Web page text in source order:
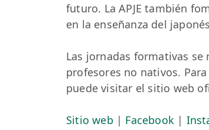
futuro. La APJE también
en la enseñanza del
Las jornadas formativas
profesores no nativos.
puede visitar el sitio web
Sitio web | Facebook |